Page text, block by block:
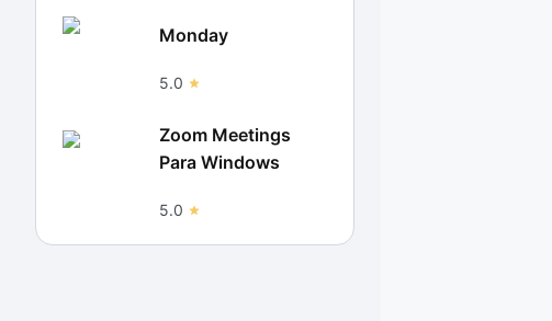
Monday
5.0
Zoom Meetings
Para Windows
5.0